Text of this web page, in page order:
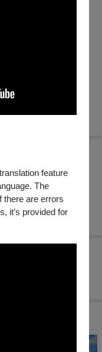
feature
The
there are errors
it’s provided for
無家者多一點理解與
op. 64
et rondo capriccioso,
，入場時應出示身心